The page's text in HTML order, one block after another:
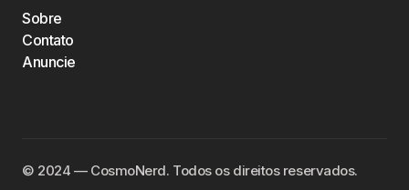
Sobre
Contato
Anuncie
©️ 2024 — CosmoNerd. Todos os direitos reservados.